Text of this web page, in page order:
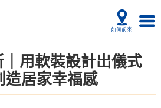
用軟裝設計出儀式
造居家幸福感